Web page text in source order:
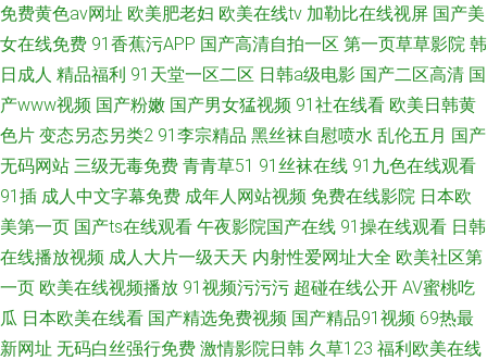
免费黄色av网址 欧美肥老妇 欧美在线tv 加勒比在线视屏 国产美
女在线免费 91香蕉污APP 国产高清自拍一区 第一页草草影院 韩
日成人 精品福利 91天堂一区二区 日韩a级电影 国产二区高清 国
产www视频 国产粉嫩 国产男女猛视频 91社在线看 欧美日韩黄
色片 变态另态另类2 91李宗精品 黑丝袜自慰喷水 乱伦五月 国产
无码网站 三级无毒免费 青青草51 91丝袜在线 91九色在线观看
91插 成人中文字幕免费 成年人网站视频 免费在线影院 日本欧
美第一页 国产ts在线观看 午夜影院国产在线 91操在线观看 日韩
在线播放视频 成人大片一级天天 内射性爱网址大全 欧美社区第
一页 欧美在线视频播放 91视频污污污 超碰在线公开 AV蜜桃吃
瓜 日本欧美在线看 国产精选免费视频 国产精品91视频 69热最
新网址 无码白丝强行免费 激情影院日韩 久草123 福利欧美在线